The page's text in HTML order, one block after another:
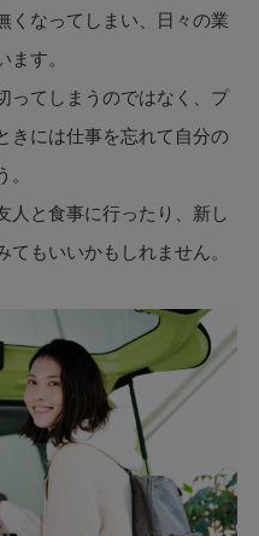
くなってしまい、日々の業
す。
ってしまうのではなく、プ
きには仕事を忘れて自分の
人と食事に行ったり、新し
もいいかもしれません。